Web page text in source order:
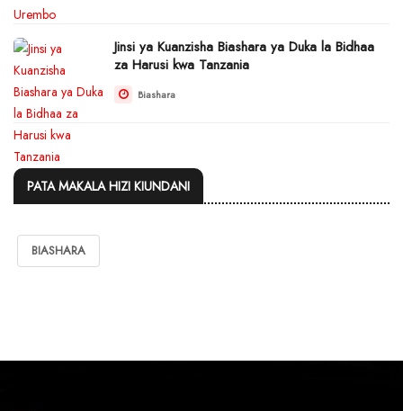
Jinsi ya Kuanzisha Biashara ya Duka la Bidhaa
za Harusi kwa Tanzania
Biashara
PATA MAKALA HIZI KIUNDANI
BIASHARA